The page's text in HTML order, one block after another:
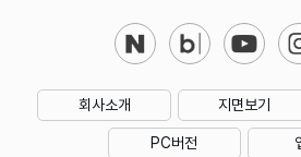
회사소개 지면보기
PC버전